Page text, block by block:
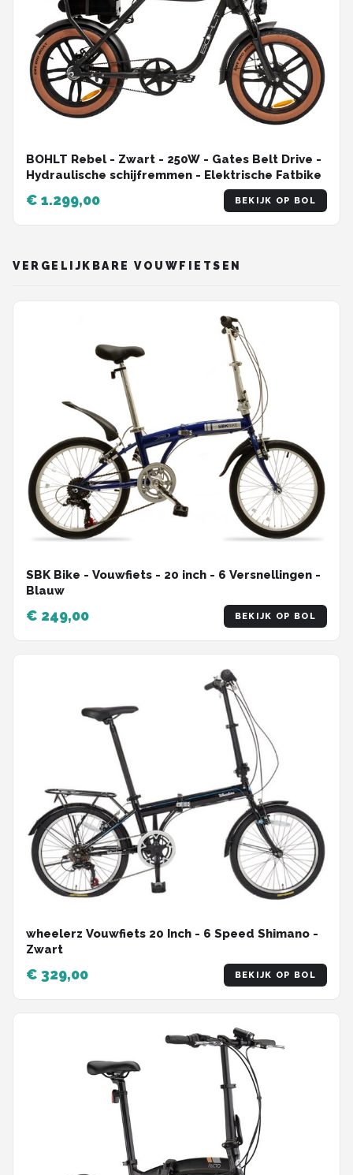
BOHLT Rebel - Zwart - 250W - Gates Belt Drive -
Hydraulische schijfremmen - Elektrische Fatbike
€ 1.299,00 BEKIJK OP BOL
VERGELIJKBARE VOUWFIETSEN
SBK Bike - Vouwfiets - 20 inch - 6 Versnellingen -
Blauw
€ 249,00 BEKIJK OP BOL
wheelerz Vouwfiets 20 Inch - 6 Speed Shimano -
Zwart
€ 329,00 BEKIJK OP BOL